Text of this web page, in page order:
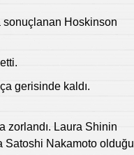
sonuçlanan Hoskinson
gerisinde kaldı.
zorlandı. Laura Shinin
Satoshi Nakamoto olduğu